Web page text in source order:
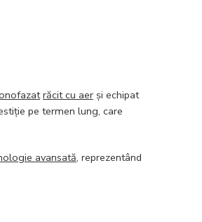
răcit cu aer și echipat
pe termen lung, care
avansată, reprezentând